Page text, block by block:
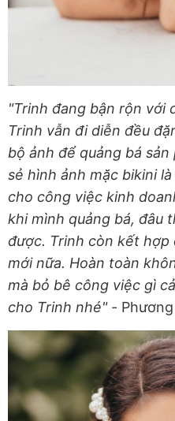
"Trinh đang bận rộn với
Trinh vẫn đi diễn đều
bộ ảnh để quảng bá
sẻ hình ảnh mặc bikini
cho công việc kinh
khi mình quảng bá, đâu
được. Trinh còn kết hợp
mới nữa. Hoàn toàn
mà bỏ bê công việc gì
cho Trinh nhé" -